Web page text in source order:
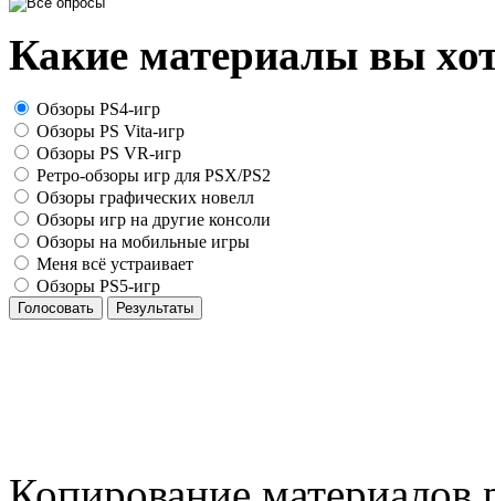
Какие материалы вы
Обзоры PS4-игр
Обзоры PS Vita-игр
Обзоры PS VR-игр
Ретро-обзоры игр для PSX/PS2
Обзоры графических новелл
Обзоры игр на другие консоли
Обзоры на мобильные игры
Меня всё устраивает
Обзоры PS5-игр
Голосовать Результаты